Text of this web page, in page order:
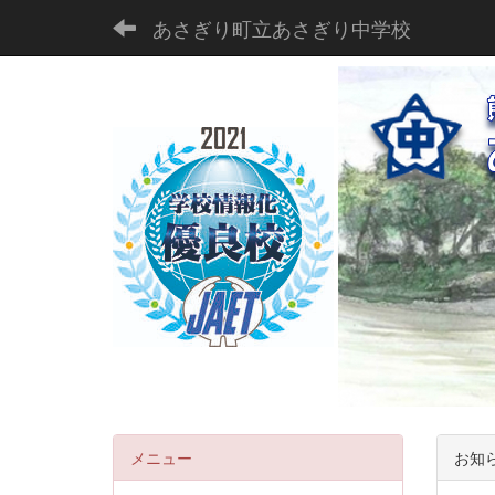
あさぎり町立あさぎり中学校
お知
メニュー